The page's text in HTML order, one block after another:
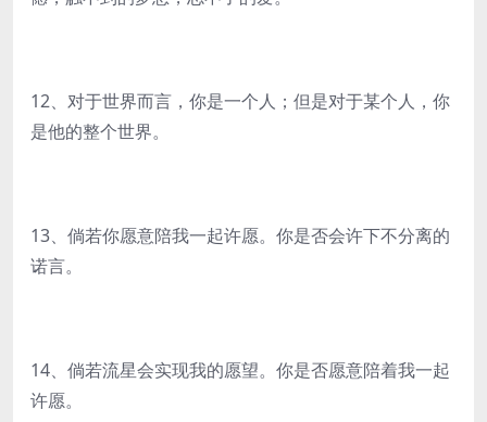
12、对于世界而言，你是一个人；但是对于某个人，你
是他的整个世界。
13、倘若你愿意陪我一起许愿。你是否会许下不分离的
诺言。
14、倘若流星会实现我的愿望。你是否愿意陪着我一起
许愿。